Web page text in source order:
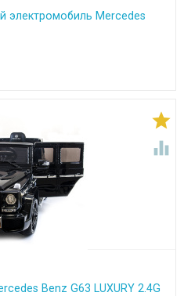
электромобиль Mercedes


Benz G63 LUXURY 2.4G